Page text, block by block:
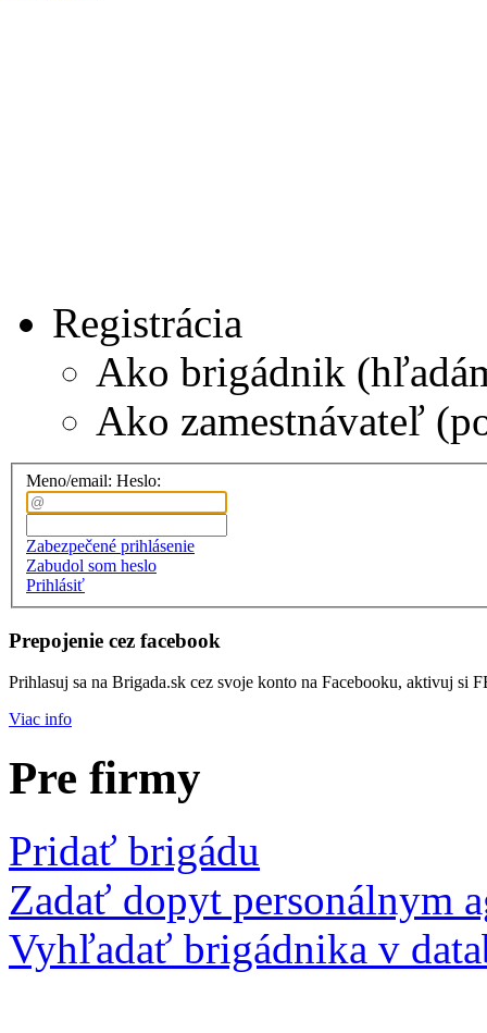
Registrácia
Ako brigádnik
Ako zamestnávateľ
Meno/email: Heslo:
Zabezpečené prihlásenie
Zabudol som heslo
Prihlásiť
Prepojenie cez facebook
Prihlasuj sa na Brigada.sk cez svoje konto na Facebooku, aktivuj si
Viac info
Pre firmy
Pridať brigádu
Zadať dopyt personálnym
Vyhľadať brigádnika v